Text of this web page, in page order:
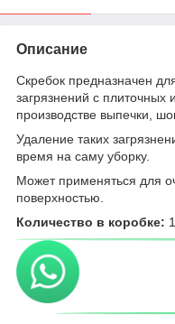
Описание
Скребок предназначен
загрязнений с плиточных
производстве выпечки,
Удаление таких
время на саму уборку.
Может применяться для
поверхностью.
Количество в коробке: